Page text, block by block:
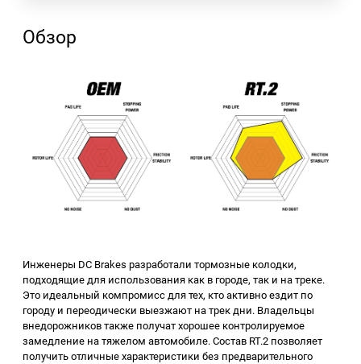
Обзор
Инженеры DC Brakes разработали тормозные колодки,
подходящие для использования как в городе, так и на треке.
Это идеальный компромисс для тех, кто активно ездит по
городу и переодически выезжают на трек дни. Владельцы
внедорожников также получат хорошее контролируемое
замедление на тяжелом автомобиле. Состав RT.2 позволяет
получить отличные характеристики без предварительного